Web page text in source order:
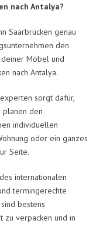
nach Antalya?
Saarbrücken genau
den
Möbel und
nach Antalya.
sorgt dafür,
planen den
individuellen
oder ein ganzes
Seite.
internationalen
termingerechte
bestens
zu verpacken und in